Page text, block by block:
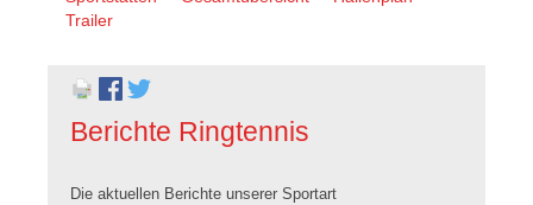
überspringen
Trailer
Berichte Ringtennis
Die aktuellen Berichte unserer Sportart